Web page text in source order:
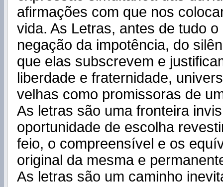
afirmações com que nos
vida. As Letras, antes de tudo
negação da impotência, do
que elas subscrevem e
liberdade e fraternidade,
velhas como promissoras de
As letras são uma fronteira
oportunidade de escolha
feio, o compreensível e os
original da mesma e
As letras são um caminho